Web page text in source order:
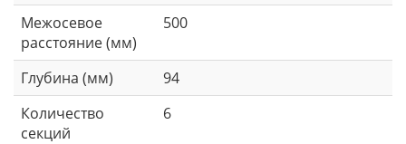
Межосевое
расстояние (мм)
500
Глубина (мм)
94
Количество
секций
6